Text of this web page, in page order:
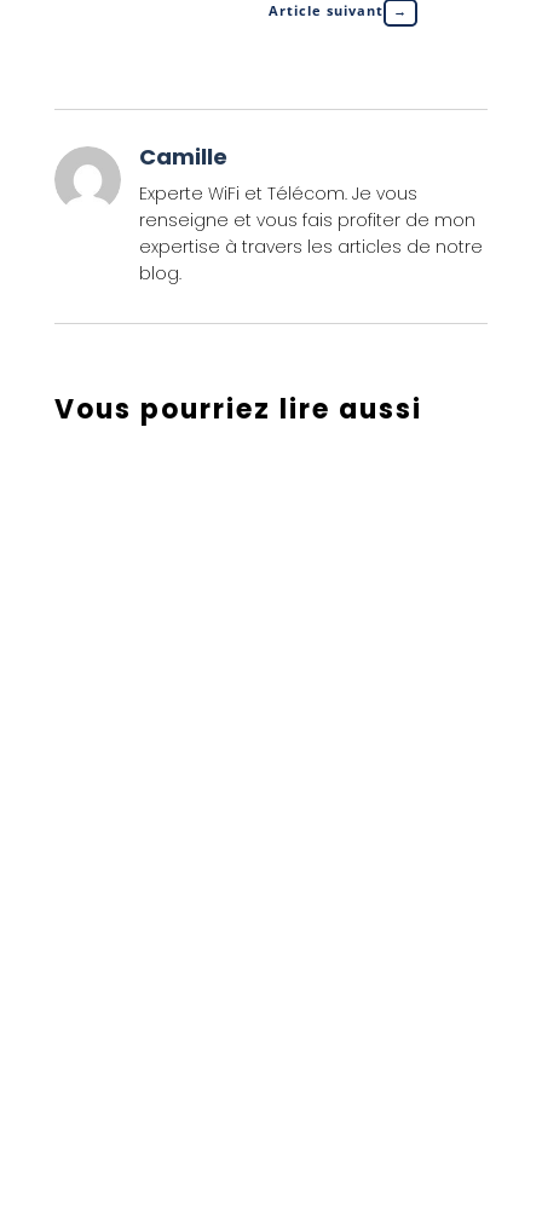
Article suivant →
Camille
Experte WiFi et Télécom. Je vous
renseigne et vous fais profiter de mon
expertise à travers les articles de notre
blog.
Vous pourriez lire aussi